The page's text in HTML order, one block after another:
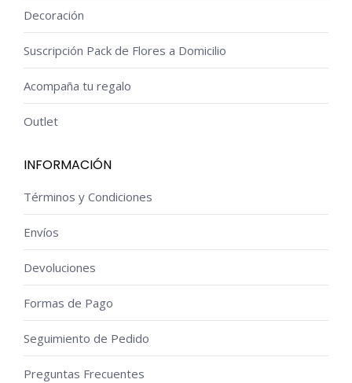
Decoración
Suscripción Pack de Flores a Domicilio
Acompaña tu regalo
Outlet
INFORMACIÓN
Términos y Condiciones
Envíos
Devoluciones
Formas de Pago
Seguimiento de Pedido
Preguntas Frecuentes